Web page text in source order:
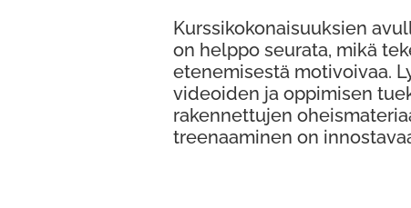
Kurssikokonaisuuksien
on helppo seurata, mikä
etenemisestä motivoivaa.
videoiden ja oppimisen
rakennettujen
treenaaminen on